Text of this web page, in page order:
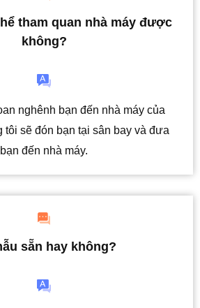
tham quan nhà máy được
không?
nghênh bạn đến nhà máy của
tôi sẽ đón bạn tại sân bay và đưa
bạn đến nhà máy.
sẵn hay không?